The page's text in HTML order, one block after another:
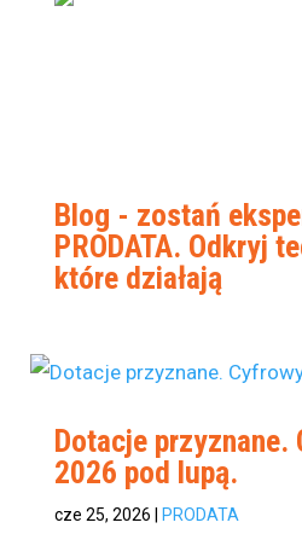
Blog - zostań
PRODATA. Odkryj
które działają
Dotacje przyznane.
2026 pod lupą.
cze 25, 2026
PRODATA